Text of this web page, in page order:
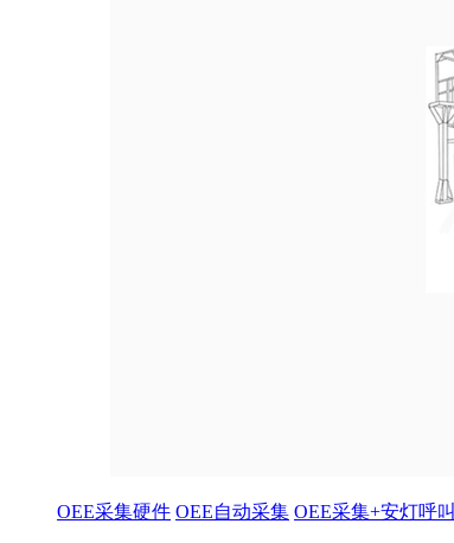
OEE采集硬件 OEE自动采集 OEE采集+安灯呼叫